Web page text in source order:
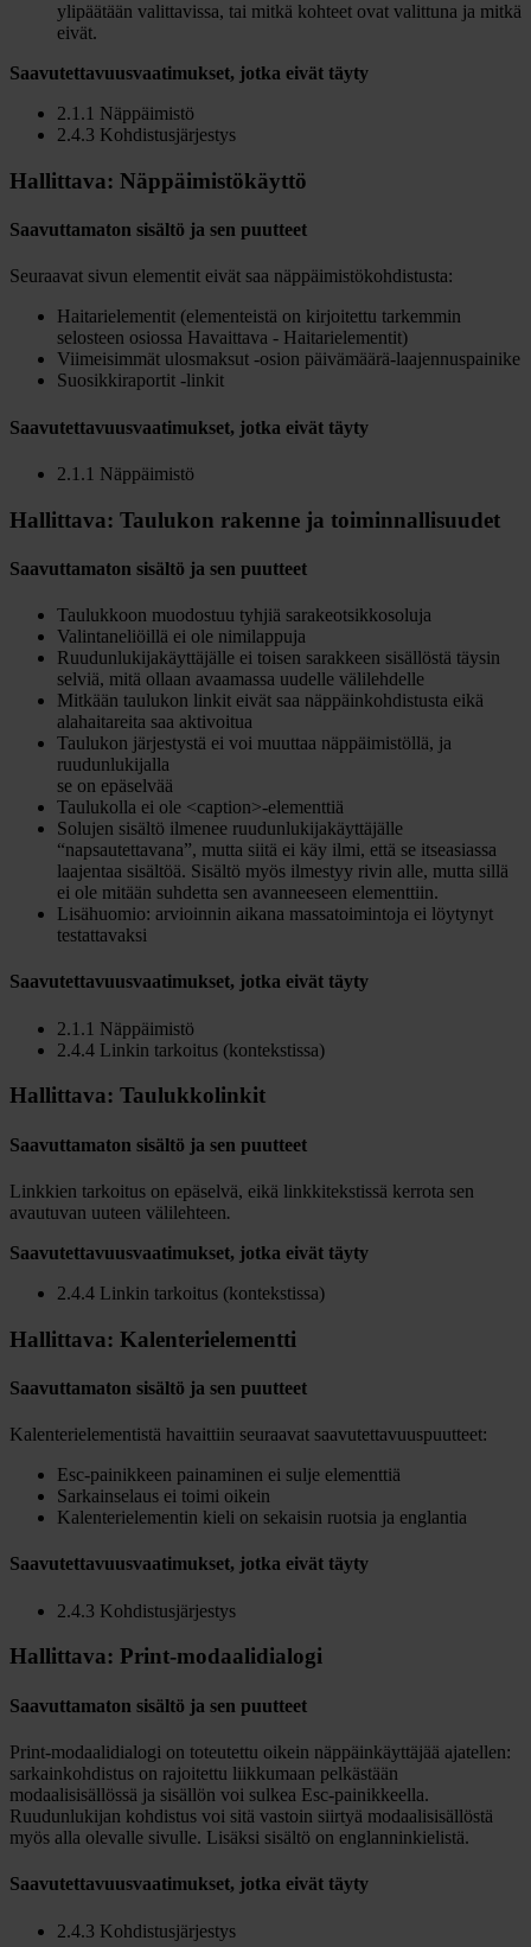
ylipäätään valittavissa, tai mitkä kohteet ovat valittuna ja mitkä
eivät.
Saavutettavuusvaatimukset, jotka eivät täyty
2.1.1 Näppäimistö
2.4.3 Kohdistusjärjestys
Hallittava: Näppäimistökäyttö
Saavuttamaton sisältö ja sen puutteet
Seuraavat sivun elementit eivät saa näppäimistökohdistusta:
Haitarielementit (elementeistä on kirjoitettu tarkemmin
selosteen osiossa Havaittava - Haitarielementit)
Viimeisimmät ulosmaksut -osion päivämäärä-laajennuspainike
Suosikkiraportit -linkit
Saavutettavuusvaatimukset, jotka eivät täyty
2.1.1 Näppäimistö
Hallittava: Taulukon rakenne ja toiminnallisuudet
Saavuttamaton sisältö ja sen puutteet
Taulukkoon muodostuu tyhjiä sarakeotsikkosoluja
Valintaneliöillä ei ole nimilappuja
Ruudunlukijakäyttäjälle ei toisen sarakkeen sisällöstä täysin
selviä, mitä ollaan avaamassa uudelle välilehdelle
Mitkään taulukon linkit eivät saa näppäinkohdistusta eikä
alahaitareita saa aktivoitua
Taulukon järjestystä ei voi muuttaa näppäimistöllä, ja
ruudunlukijalla
se on epäselvää
Taulukolla ei ole <caption>-elementtiä
Solujen sisältö ilmenee ruudunlukijakäyttäjälle
“napsautettavana”, mutta siitä ei käy ilmi, että se itseasiassa
laajentaa sisältöä. Sisältö myös ilmestyy rivin alle, mutta sillä
ei ole mitään suhdetta sen avanneeseen elementtiin.
Lisähuomio: arvioinnin aikana massatoimintoja ei löytynyt
testattavaksi
Saavutettavuusvaatimukset, jotka eivät täyty
2.1.1 Näppäimistö
2.4.4 Linkin tarkoitus (kontekstissa)
Hallittava: Taulukkolinkit
Saavuttamaton sisältö ja sen puutteet
Linkkien tarkoitus on epäselvä, eikä linkkitekstissä kerrota sen
avautuvan uuteen välilehteen.
Saavutettavuusvaatimukset, jotka eivät täyty
2.4.4 Linkin tarkoitus (kontekstissa)
Hallittava: Kalenterielementti
Saavuttamaton sisältö ja sen puutteet
Kalenterielementistä havaittiin seuraavat saavutettavuuspuutteet:
Esc-painikkeen painaminen ei sulje elementtiä
Sarkainselaus ei toimi oikein
Kalenterielementin kieli on sekaisin ruotsia ja englantia
Saavutettavuusvaatimukset, jotka eivät täyty
2.4.3 Kohdistusjärjestys
Hallittava: Print-modaalidialogi
Saavuttamaton sisältö ja sen puutteet
Print-modaalidialogi on toteutettu oikein näppäinkäyttäjää ajatellen:
sarkainkohdistus on rajoitettu liikkumaan pelkästään
modaalisisällössä ja sisällön voi sulkea Esc-painikkeella.
Ruudunlukijan kohdistus voi sitä vastoin siirtyä modaalisisällöstä
myös alla olevalle sivulle. Lisäksi sisältö on englanninkielistä.
Saavutettavuusvaatimukset, jotka eivät täyty
2.4.3 Kohdistusjärjestys